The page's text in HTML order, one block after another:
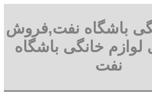
باشگاه نفت,فروش
خانگی باشگاه
نفت